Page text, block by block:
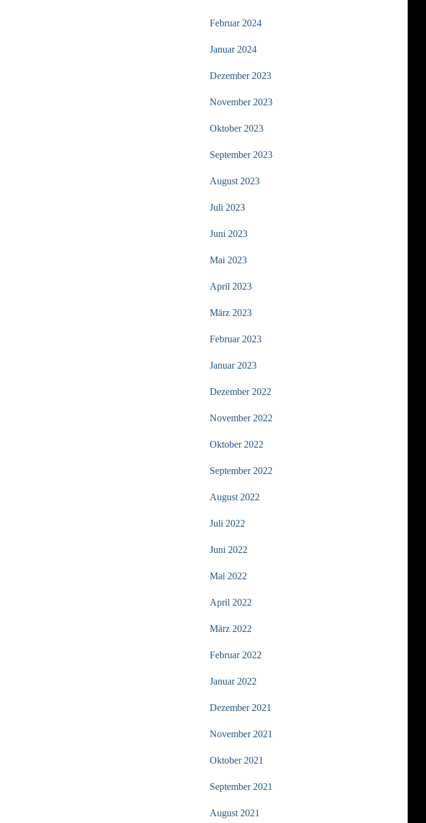
Februar 2024
Januar 2024
Dezember 2023
November 2023
Oktober 2023
September 2023
August 2023
Juli 2023
Juni 2023
Mai 2023
April 2023
März 2023
Februar 2023
Januar 2023
Dezember 2022
November 2022
Oktober 2022
September 2022
August 2022
Juli 2022
Juni 2022
Mai 2022
April 2022
März 2022
Februar 2022
Januar 2022
Dezember 2021
November 2021
Oktober 2021
September 2021
August 2021